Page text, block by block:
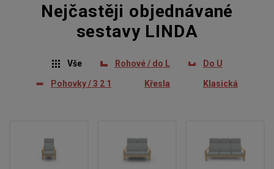
Nejčastěji objednávané
sestavy LINDA
Vše Rohové / do L Do U
Pohovky / 3 2 1 Křesla Klasická